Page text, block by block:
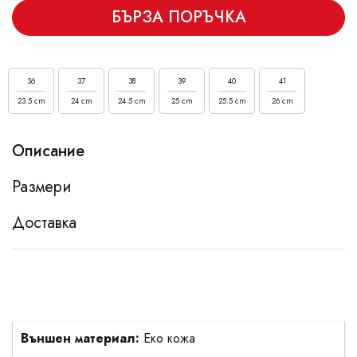
БЪРЗА ПОРЪЧКА
36
23.5 cm
37
24 cm
38
24.5 cm
39
25 cm
40
25.5 cm
41
26 cm
Описание
Размери
Доставка
Външен материал: Еко кожа